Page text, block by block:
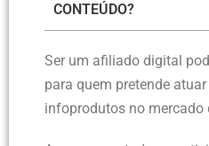
CONTEÚDO?
Ser um afiliado digital
para quem pretende
infoprodutos no mercado